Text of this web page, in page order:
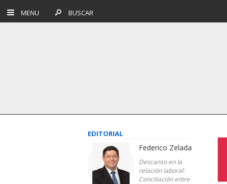
MENU BUSCAR
EDITORIAL
Federico Zelada
Descanso en la
relación laboral:
Conciliación entre